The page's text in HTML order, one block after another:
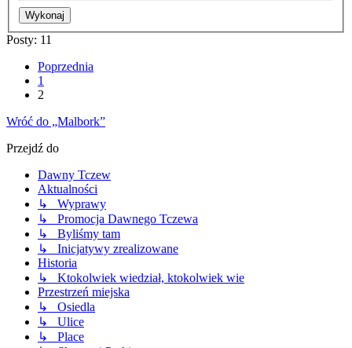
Posty: 11
Poprzednia
1
2
Wróć do „Malbork”
Przejdź do
Dawny Tczew
Aktualności
↳ Wyprawy
↳ Promocja Dawnego Tczewa
↳ Byliśmy tam
↳ Inicjatywy zrealizowane
Historia
↳ Ktokolwiek wiedział, ktokolwiek wie
Przestrzeń miejska
↳ Osiedla
↳ Ulice
↳ Place